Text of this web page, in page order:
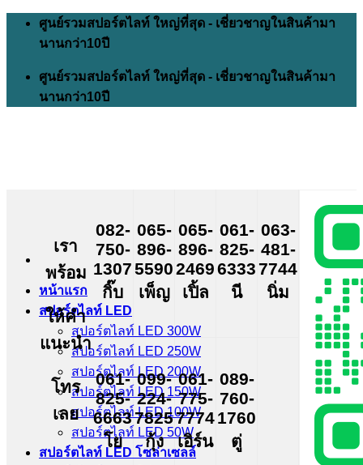
Skip
content
ศูนย์รวมสปอร์ตไลท์ ใหญ่ที่สุด - เชี่ยวชาญในสินค้ามา
นานกว่า10ปี
ศูนย์รวมสปอร์ตไลท์ ใหญ่ที่สุด - เชี่ยวชาญในสินค้ามา
นานกว่า10ปี
หน้าแรก
สปอร์ตไลท์ LED
สปอร์ตไลท์ LED 300W
สปอร์ตไลท์ LED 250W
สปอร์ตไลท์ LED 200W
สปอร์ตไลท์ LED 150W
สปอร์ตไลท์ LED 100W
สปอร์ตไลท์ LED 50W
สปอร์ตไลท์ LED โซล่าเซลล์
เรา
พร้อม
ให้คำ
แนะนำ
โทร
เลย
082-
750-
1307
กิ๊บ
065-
896-
5590
เพ็ญ
065-
896-
2469
เปิ้ล
061-
825-
6333
นี
063-
481-
7744
นิ่ม
061-
825-
6663
โย
099-
224-
7825
กุ้ง
061-
775-
7774
เอิร์น
089-
760-
1760
ตู่